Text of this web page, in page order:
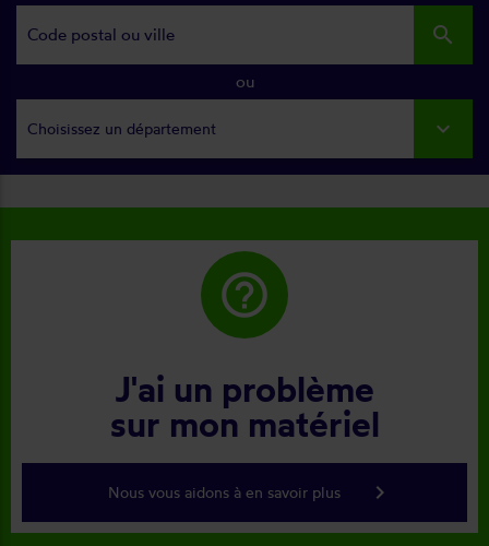
search
ou
Choisissez un département
help_outline
J'ai un problème
sur mon matériel
Nous vous aidons à en savoir plus keyboard_arrow_right